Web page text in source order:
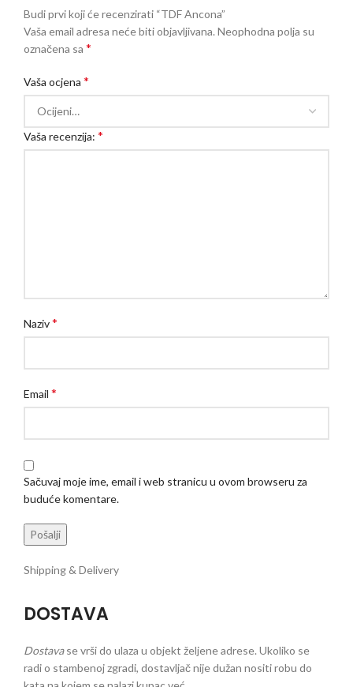
Budi prvi koji će recenzirati “TDF Ancona”
Vaša email adresa neće biti objavljivana.Neophodna polja su
označena sa *
Vaša ocjena *
Vaša recenzija: *
Naziv*
Email *
Sačuvaj moje ime, email i web stranicu u ovom browseru za
buduće komentare.
Shipping & Delivery
DOSTAVA
Dostavase vrši do ulaza u objekt željene adrese. Ukoliko se
radi o stambenoj zgradi, dostavljač nije dužan nositi robu do